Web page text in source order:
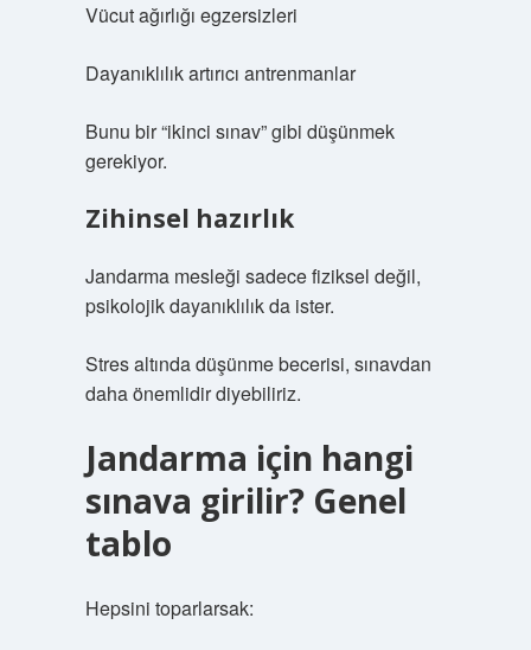
Vücut ağırlığı egzersizleri
Dayanıklılık artırıcı antrenmanlar
Bunu bir “ikinci sınav” gibi düşünmek
gerekiyor.
Zihinsel hazırlık
Jandarma mesleği sadece fiziksel değil,
psikolojik dayanıklılık da ister.
Stres altında düşünme becerisi, sınavdan
daha önemlidir diyebiliriz.
Jandarma için hangi
sınava girilir? Genel
tablo
Hepsini toparlarsak: